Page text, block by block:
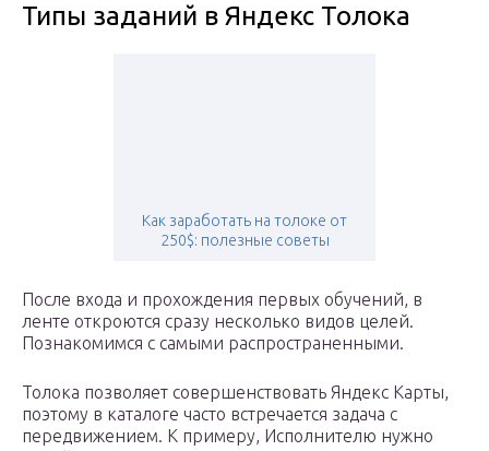
Типы заданий в Яндекс Толока
Как заработать на толоке от
250$: полезные советы
После входа и прохождения первых обучений, в
ленте откроются сразу несколько видов целей.
Познакомимся с самыми распространенными.
Толока позволяет совершенствовать Яндекс Карты,
поэтому в каталоге часто встречается задача с
передвижением. К примеру, Исполнителю нужно